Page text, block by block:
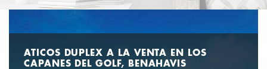
ATICOS DUPLEX A LA VENTA EN LOS
CAPANES DEL GOLF, BENAHAVIS